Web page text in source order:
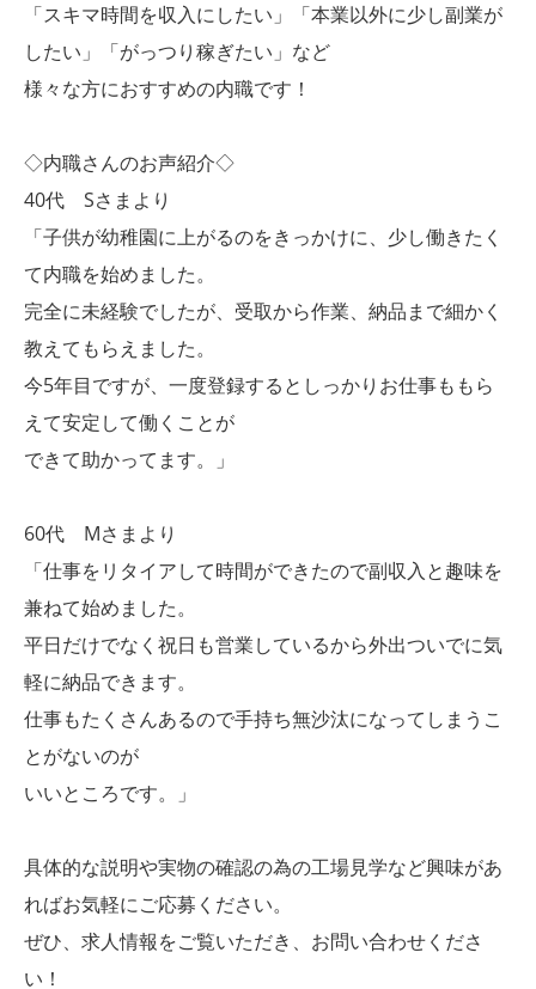
「スキマ時間を収入にしたい」「本業以外に少し副業が
したい」「がっつり稼ぎたい」など
様々な方におすすめの内職です！
◇内職さんのお声紹介◇
40代 Sさまより
「子供が幼稚園に上がるのをきっかけに、少し働きたく
て内職を始めました。
完全に未経験でしたが、受取から作業、納品まで細かく
教えてもらえました。
今5年目ですが、一度登録するとしっかりお仕事ももら
えて安定して働くことが
できて助かってます。」
60代 Mさまより
「仕事をリタイアして時間ができたので副収入と趣味を
兼ねて始めました。
平日だけでなく祝日も営業しているから外出ついでに気
軽に納品できます。
仕事もたくさんあるので手持ち無沙汰になってしまうこ
とがないのが
いいところです。」
具体的な説明や実物の確認の為の工場見学など興味があ
ればお気軽にご応募ください。
ぜひ、求人情報をご覧いただき、お問い合わせくださ
い！